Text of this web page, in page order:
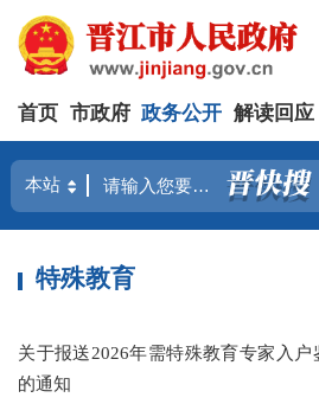
首页 市政府 政务公开 解读回应
特殊教育
关于报送2026年需特殊教育专家入
的通知